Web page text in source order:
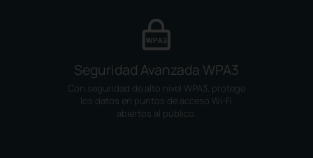
Seguridad Avanzada WPA3
Con seguridad de alto nivel WPA3, protege
los datos en puntos de acceso Wi-Fi
abiertos al público.